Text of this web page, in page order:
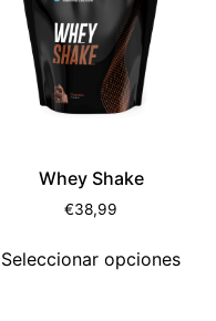
Whey Shake
€38,99
Seleccionar opciones